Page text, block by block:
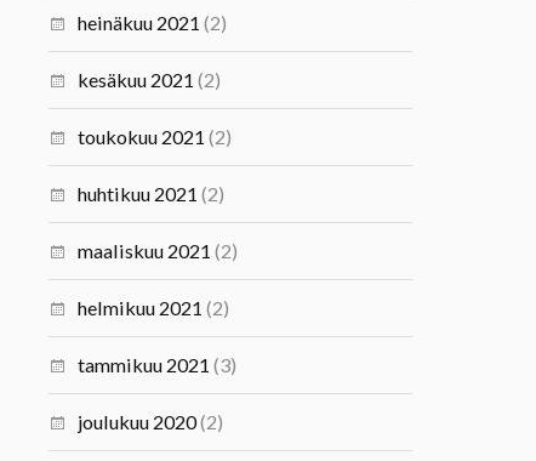
heinäkuu 2021 (2)
kesäkuu 2021 (2)
toukokuu 2021 (2)
huhtikuu 2021 (2)
maaliskuu 2021 (2)
helmikuu 2021 (2)
tammikuu 2021 (3)
joulukuu 2020(2)